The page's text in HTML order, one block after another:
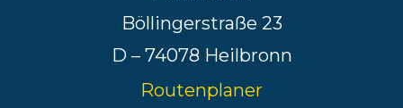
Böllingerstraße 23
D – 74078 Heilbronn
Routenplaner